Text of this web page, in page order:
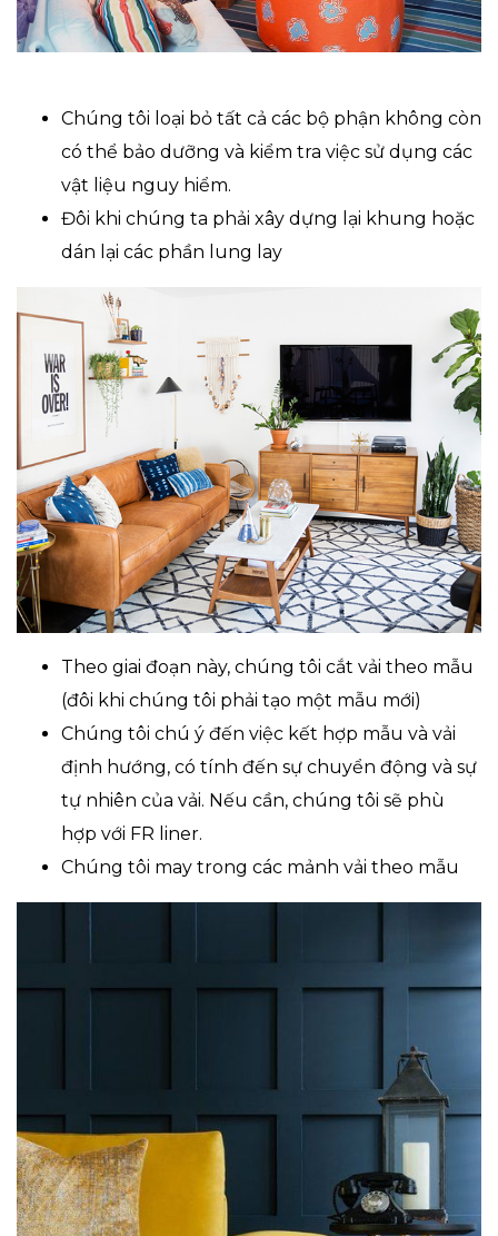
Chúng tôi loại bỏ tất cả các bộ phận không còn
có thể bảo dưỡng và kiểm tra việc sử dụng các
vật liệu nguy hiểm.
Đôi khi chúng ta phải xây dựng lại khung hoặc
dán lại các phần lung lay
Theo giai đoạn này, chúng tôi cắt vải theo mẫu
(đôi khi chúng tôi phải tạo một mẫu mới)
Chúng tôi chú ý đến việc kết hợp mẫu và vải
định hướng, có tính đến sự chuyển động và sự
tự nhiên của vải. Nếu cần, chúng tôi sẽ phù
hợp với FR liner.
Chúng tôi may trong các mảnh vải theo mẫu